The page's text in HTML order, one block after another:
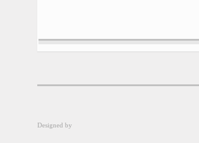
Designed by